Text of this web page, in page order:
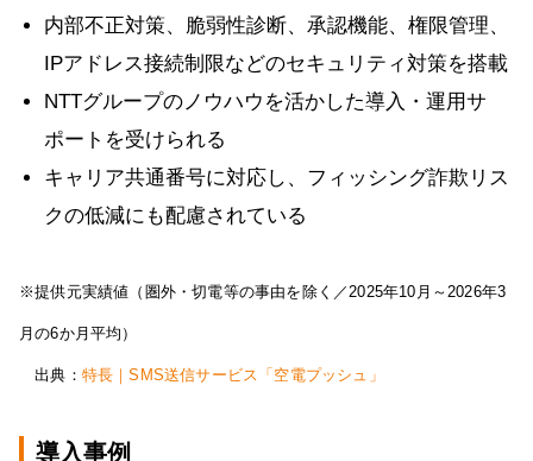
内部不正対策、脆弱性診断、承認機能、権限管理、
IPアドレス接続制限などのセキュリティ対策を搭載
NTTグループのノウハウを活かした導入・運用サ
ポートを受けられる
キャリア共通番号に対応し、フィッシング詐欺リス
クの低減にも配慮されている
※提供元実績値（圏外・切電等の事由を除く／2025年10月～2026年3
月の6か月平均）
出典： 特長｜SMS送信サービス「空電プッシュ」
導入事例